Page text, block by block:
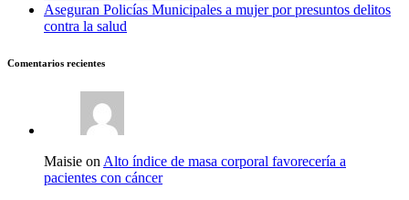
Aseguran Policías Municipales a mujer por presuntos delitos
contra la salud
Comentarios recientes
Maisie on Alto índice de masa corporal favorecería a
pacientes con cáncer